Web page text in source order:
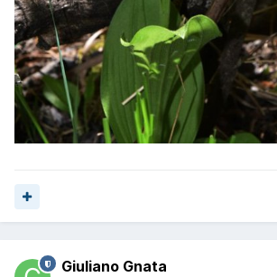
Giuliano Gnata